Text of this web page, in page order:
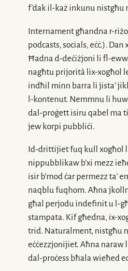
f’dak il-każ inkunu nistgħu
Internament għandna r-
podcasts, socials, eċċ.).
Ħadna d-deċiżjoni li fl-
nagħtu prijorità lix-xogħol
indħil minn barra li jista’
l-kontenut. Nemmnu li
dal-proġett isiru qabel ma
jew korpi pubbliċi.
Id-drittijietfuq kull xogħol
nippubblikaw b’xi mezz
isir b’mod ċar permezz ta’
naqblu fuqhom. Aħna
għal perjodu indefinit u l-
stampata. Kif għedna, ix-
trid. Naturalment, nistgħu
eċċezzjonijiet. Aħna naraw
dal-proċess bħala wieħed